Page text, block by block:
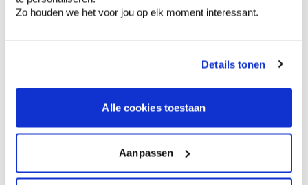
Zo houden we het voor jou op elk moment interessant.
Details tonen
Alle cookies toestaan
Aanpassen
druk: kan openbarsten bij verhitting.,
verpakking of het etiket ter beschikking
instructies op., Verwijderd houden van
vuur en andere ontstekingsbronnen. Niet
roken., Niet in een open vuur of op andere
ontstekingsbronnen spuiten., Ook na gebruik
niet doorboren of verbranden., Spuitnevel